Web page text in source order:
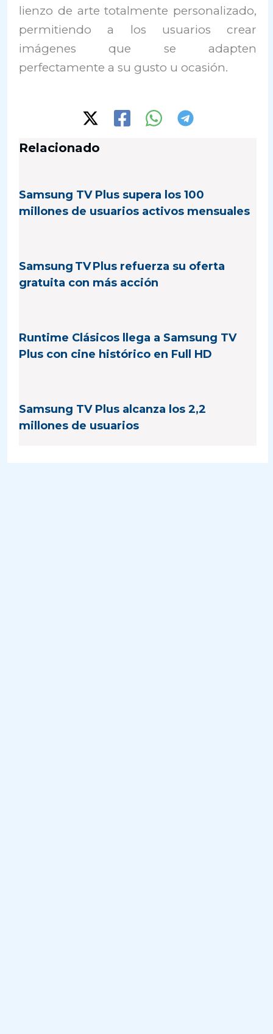
lienzo de arte totalmente personalizado,
permitiendo a los usuarios crear
imágenes que se adapten
perfectamente a su gusto u ocasión.
Relacionado
Samsung TV Plus supera los 100
millones de usuarios activos mensuales
Samsung TV Plus refuerza su oferta
gratuita con más acción
Runtime Clásicos llega a Samsung TV
Plus con cine histórico en Full HD
Samsung TV Plus alcanza los 2,2
millones de usuarios